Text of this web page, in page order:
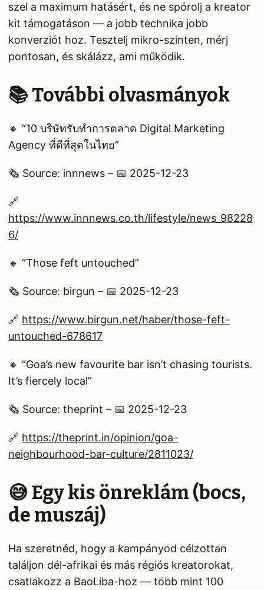
szel a maximum hatásért, és ne spórolj a kreator
kit támogatáson — a jobb technika jobb
konverziót hoz. Tesztelj mikro-szinten, mérj
pontosan, és skálázz, ami működik.
📚 További olvasmányok
🔸 “10 บริษัทรับทําการตลาด Digital Marketing
Agency ที่ดีที่สุดในไทย”
🗞️ Source: innnews – 📅 2025-12-23
🔗
https://www.innnews.co.th/lifestyle/news_98228
6/
🔸 “Those feft untouched”
🗞️ Source: birgun – 📅 2025-12-23
🔗 https://www.birgun.net/haber/those-feft-
untouched-678617
🔸 “Goa’s new favourite bar isn’t chasing tourists.
It’s fiercely local”
🗞️ Source: theprint – 📅 2025-12-23
🔗 https://theprint.in/opinion/goa-
neighbourhood-bar-culture/2811023/
😅 Egy kis önreklám (bocs,
de muszáj)
Ha szeretnéd, hogy a kampányod célzottan
találjon dél-afrikai és más régiós kreatorokat,
csatlakozz a BaoLiba-hoz — több mint 100